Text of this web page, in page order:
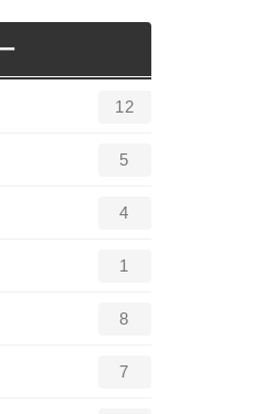
12
5
4
1
8
7